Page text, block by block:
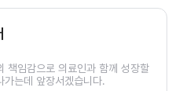
책임감으로 의료인과 함께 성장할
가는데 앞장서겠습니다.